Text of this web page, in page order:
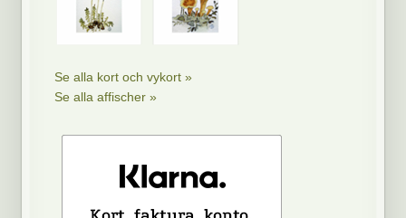
Se alla kort och vykort »
Se alla affischer »